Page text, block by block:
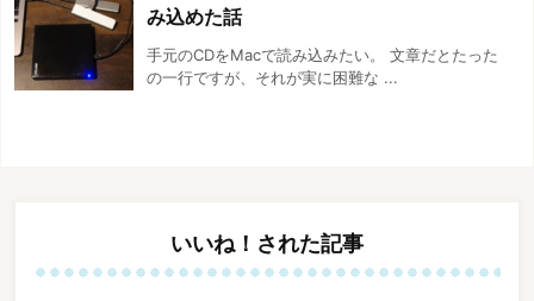
み込めた話
手元のCDをMacで読み込みたい。 文章だとたった
の一行ですが、それが実に困難な ...
いいね！された記事